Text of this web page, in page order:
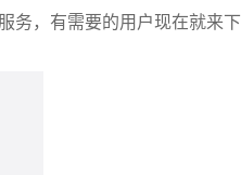
务，有需要的用户现在就来下